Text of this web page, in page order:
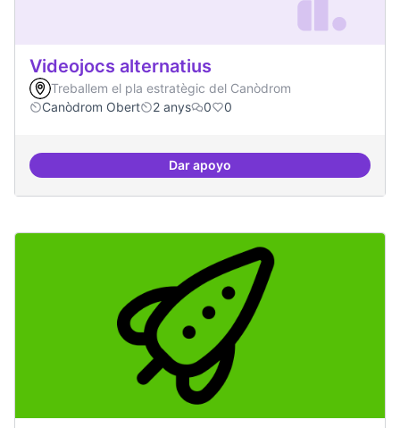
Videojocs alternatius
Treballem el pla estratègic del Canòdrom
Canòdrom Obert
2 anys 0 0
Dar apoyoVideojocs alternatius